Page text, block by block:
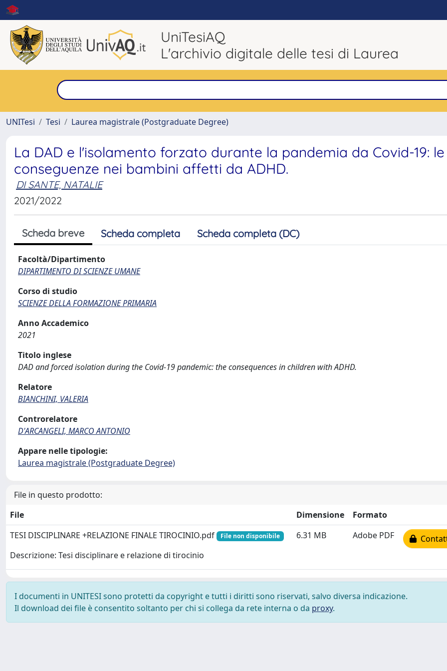
UniTesiAQ
L'archivio digitale delle tesi di Laurea
UNITesi
Tesi Laurea magistrale (Postgraduate Degree)
La DAD e l'isolamento forzato durante la pandemia da Covid-19: le
conseguenze nei bambini affetti da ADHD.
DI SANTE, NATALIE
2021/2022
Scheda breve Scheda completa Scheda completa (DC)
Facoltà/Dipartimento
DIPARTIMENTO DI SCIENZE UMANE
Corso di studio
SCIENZE DELLA FORMAZIONE PRIMARIA
Anno Accademico
2021
Titolo inglese
DAD and forced isolation during the Covid-19 pandemic: the consequences in children with ADHD.
Relatore
BIANCHINI, VALERIA
Controrelatore
D'ARCANGELI, MARCO ANTONIO
Appare nelle tipologie:
Laurea magistrale (Postgraduate Degree)
File in questo prodotto:
File
Dimensione
Formato
TESI DISCIPLINARE +RELAZIONE FINALE TIROCINIO.pdf
File non disponibile
Descrizione: Tesi disciplinare e relazione di tirocinio
6.31 MB Adobe PDF
I documenti in UNITESI sono protetti da copyright e tutti i diritti sono riservati, salvo diversa indicazione.
Il download dei file è consentito soltanto per chi si collega da rete interna o da proxy.